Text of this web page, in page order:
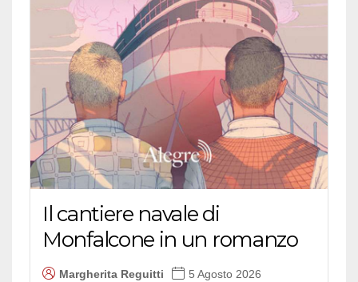
Il cantiere navale di
Monfalcone in un romanzo
Margherita Reguitti 5 Agosto 2026